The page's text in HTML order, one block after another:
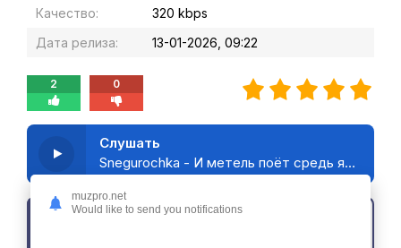
Качество:
320 kbps
Дата релиза:
13-01-2026, 09:22
2 0
Слушать
Snegurochka - И метель поёт средь января
muzpro.net
Would like to send you notifications